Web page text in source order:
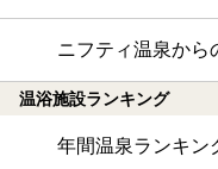
ニフティ温泉から
温浴施設ランキング
年間温泉ランキン